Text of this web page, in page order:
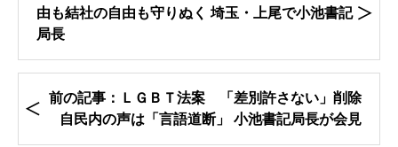
由も結社の自由も守りぬく 埼玉・上尾で小池書記
局長
前の記事：ＬＧＢＴ法案 「差別許さない」削除
自民内の声は「言語道断」 小池書記局長が会見